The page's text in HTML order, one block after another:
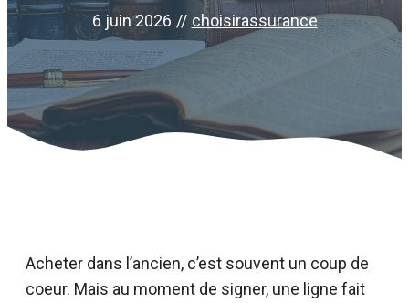
6 juin 2026 // choisirassurance
Acheter dans l’ancien, c’est souvent un coup de
coeur. Mais au moment de signer, une ligne fait